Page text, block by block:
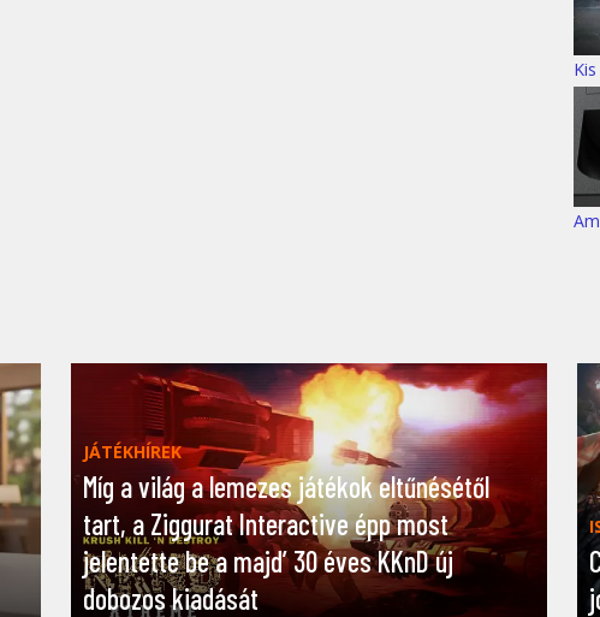
JÁTÉKHÍREK
Míg a világ a lemezes játékok eltűnésétől
tart, a Ziggurat Interactive épp most
jelentette be a majd’ 30 éves KKnD új
dobozos kiadását